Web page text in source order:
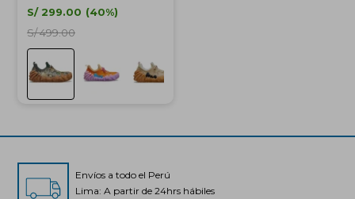
Juniper - Unisex
S/ 299.00
40
S/499.00
Envíos a todo el Perú
Lima: A partir de 24hrs hábiles